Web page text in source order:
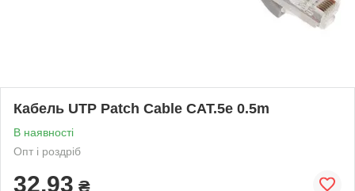
Кабель UTP Patch Cable CAT.5e 0.5m
В наявності
Опт і роздріб
32,93 ₴